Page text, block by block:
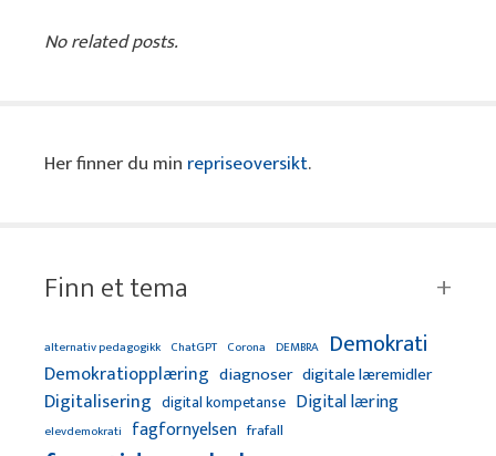
No related posts.
Her finner du min repriseoversikt.
Finn et tema
alternativ pedagogikk ChatGPT Corona DEMBRA Demokrati
Demokratiopplæring diagnoser digitale læremidler
Digitalisering digital kompetanse Digital læring
elevdemokrati fagfornyelsen frafall